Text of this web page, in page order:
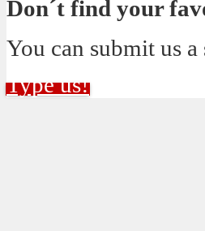
Don´t find your
You can submit us
Type us!